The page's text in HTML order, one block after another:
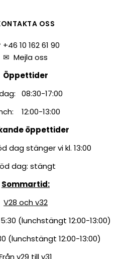
OSS
10 162 61 90
✉Mejla oss
Öppettider
08:30-17:00
12:00-13:00
öppettider
dag stänger vi kl. 13:00
dag: stängt
Sommartid:
V28 och v32
(lunchstängt 12:00-13:00)
(lunchstängt 12:00-13:00)
v29 till v31